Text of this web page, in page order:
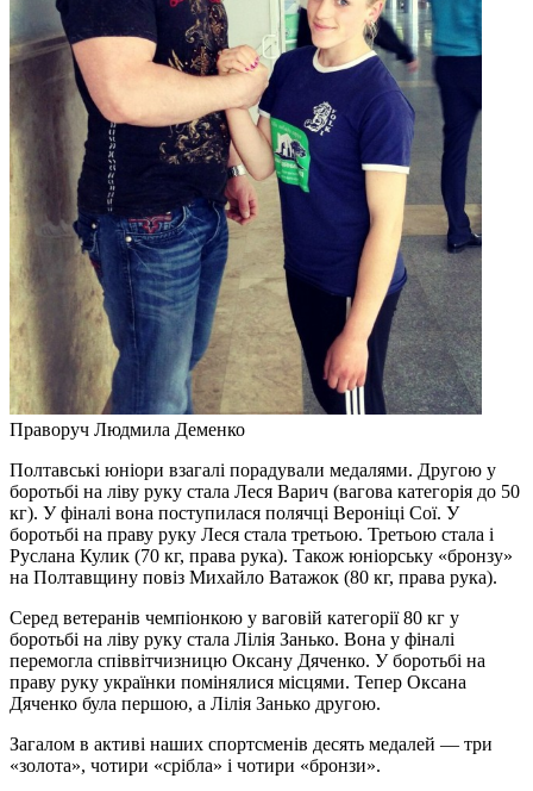
Праворуч Людмила Деменко
Полтавські юніори взагалі порадували медалями. Другою у
боротьбі на ліву руку стала Леся Варич (вагова категорія до 50
кг). У фіналі вона поступилася полячці Вероніці Сої. У
боротьбі на праву руку Леся стала третьою. Третьою стала і
Руслана Кулик (70 кг, права рука). Також юніорську «бронзу»
на Полтавщину повіз Михайло Ватажок (80 кг, права рука).
Серед ветеранів чемпіонкою у ваговій категорії 80 кг у
боротьбі на ліву руку стала Лілія Занько. Вона у фіналі
перемогла співвітчизницю Оксану Дяченко. У боротьбі на
праву руку українки помінялися місцями. Тепер Оксана
Дяченко була першою, а Лілія Занько другою.
Загалом в активі наших спортсменів десять медалей — три
«золота», чотири «срібла» і чотири «бронзи».